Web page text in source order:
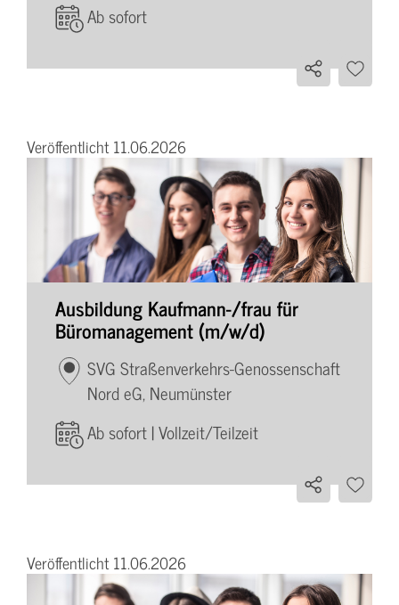
Ab sofort
Veröffentlicht 11.06.2026
Ausbildung Kaufmann-/frau für
Büromanagement (m/w/d)
SVG Straßenverkehrs-Genossenschaft
Nord eG, Neumünster
Ab sofort | Vollzeit/Teilzeit
Veröffentlicht 11.06.2026